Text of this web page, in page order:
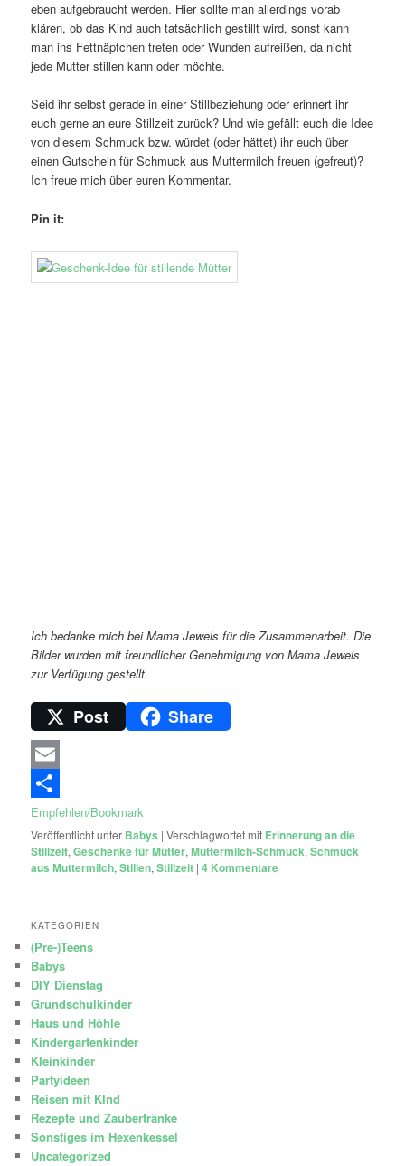
eben aufgebraucht werden. Hier sollte man allerdings vorab
klären, ob das Kind auch tatsächlich gestillt wird, sonst kann
man ins Fettnäpfchen treten oder Wunden aufreißen, da nicht
jede Mutter stillen kann oder möchte.
Seid ihr selbst gerade in einer Stillbeziehung oder erinnert ihr
euch gerne an eure Stillzeit zurück? Und wie gefällt euch die Idee
von diesem Schmuck bzw. würdet (oder hättet) ihr euch über
einen Gutschein für Schmuck aus Muttermilch freuen (gefreut)?
Ich freue mich über euren Kommentar.
Pin it:
Ich bedanke mich bei Mama Jewels für die Zusammenarbeit. Die
Bilder wurden mit freundlicher Genehmigung von Mama Jewels
zur Verfügung gestellt.
Post Share
Email
Empfehlen/Bookmark
Veröffentlicht unter Babys |Verschlagwortet mit Erinnerung an die
Stillzeit,Geschenke für Mütter,Muttermilch-Schmuck,Schmuck
aus Muttermilch,Stillen,Stillzeit |4 Kommentare
KATEGORIEN
(Pre-)Teens
Babys
DIY Dienstag
Grundschulkinder
Haus und Höhle
Kindergartenkinder
Kleinkinder
Partyideen
Reisen mit KInd
Rezepte und Zaubertränke
Sonstiges im Hexenkessel
Uncategorized